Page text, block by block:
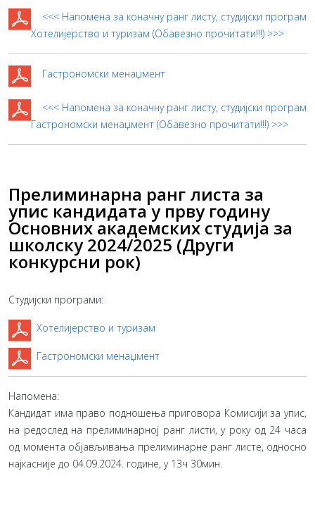
<<< Напомена за коначну ранг листу, студијски програм
Хотелијерство и туризам (Обавезно прочитати!!!) >>>
Гастрономски менаџмент
<<< Напомена за коначну ранг листу, студијски програм
Гастрономски менаџмент (Обавезно прочитати!!!) >>>
Прелиминарна ранг листа за
упис кандидата у прву годину
Основних академских студија за
школску 2024/2025 (Други
конкурсни рок)
Студијски програми:
Хотелијерство и туризам
Гастрономски менаџмент
Напомена:
Кандидат има право подношења приговора Комисији за упис,
на редослед на прелиминарној ранг листи, у року од 24 часа
од момента објављивања прелиминарне ранг листе, односно
најкасније до 04.09.2024. године, у 13ч 30мин.